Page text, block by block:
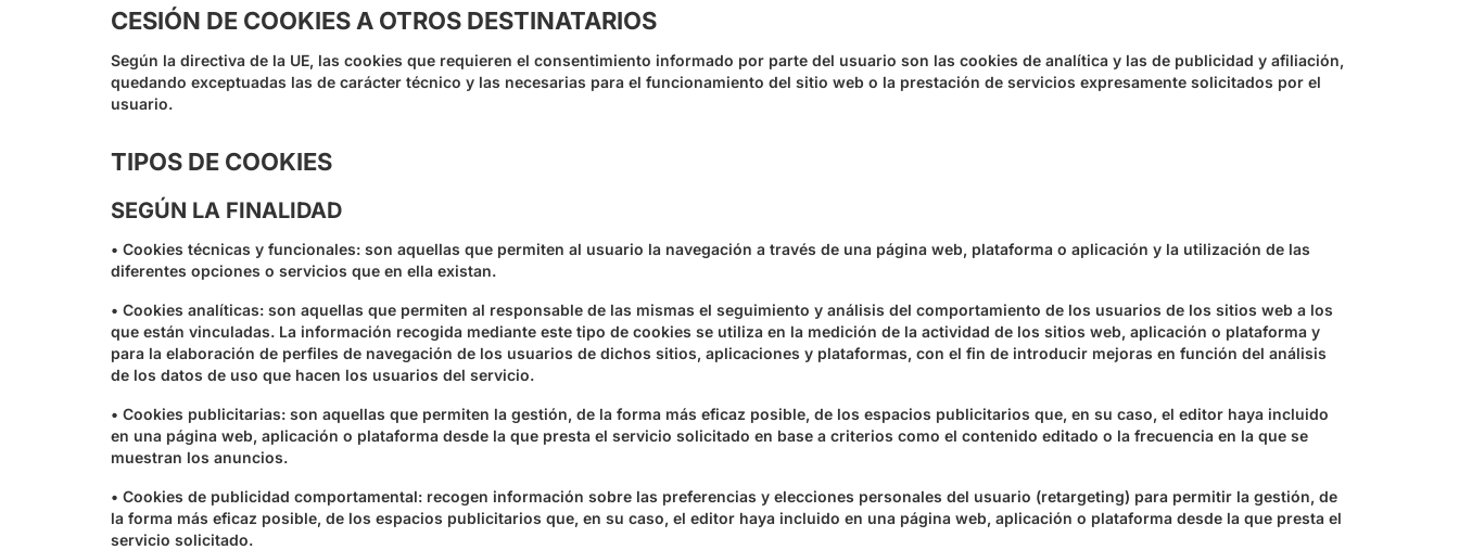
CESIÓN DE COOKIES A OTROS DESTINATARIOS
Según la directiva de la UE, las cookies que requieren el consentimiento informado por parte del usuario son las cookies de analítica y las de publicidad y afiliación,
quedando exceptuadas las de carácter técnico y las necesarias para el funcionamiento del sitio web o la prestación de servicios expresamente solicitados por el
usuario.
TIPOS DE COOKIES
SEGÚN LA FINALIDAD
• Cookies técnicas y funcionales: son aquellas que permiten al usuario la navegación a través de una página web, plataforma o aplicación y la utilización de las
diferentes opciones o servicios que en ella existan.
• Cookies analíticas: son aquellas que permiten al responsable de las mismas el seguimiento y análisis del comportamiento de los usuarios de los sitios web a los
que están vinculadas. La información recogida mediante este tipo de cookies se utiliza en la medición de la actividad de los sitios web, aplicación o plataforma y
para la elaboración de perfiles de navegación de los usuarios de dichos sitios, aplicaciones y plataformas, con el fin de introducir mejoras en función del análisis
de los datos de uso que hacen los usuarios del servicio.
• Cookies publicitarias: son aquellas que permiten la gestión, de la forma más eficaz posible, de los espacios publicitarios que, en su caso, el editor haya incluido
en una página web, aplicación o plataforma desde la que presta el servicio solicitado en base a criterios como el contenido editado o la frecuencia en la que se
muestran los anuncios.
• Cookies de publicidad comportamental: recogen información sobre las preferencias y elecciones personales del usuario (retargeting) para permitir la gestión, de
la forma más eficaz posible, de los espacios publicitarios que, en su caso, el editor haya incluido en una página web, aplicación o plataforma desde la que presta el
servicio solicitado.